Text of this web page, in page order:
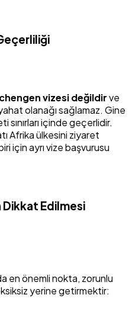
vizesi değildirve
olanağı sağlamaz. Gine
sınırları içinde geçerlidir.
Afrika ülkesini ziyaret
için ayrı vize başvurusu
Dikkat Edilmesi
en önemli nokta, zorunlu
yerine getirmektir: